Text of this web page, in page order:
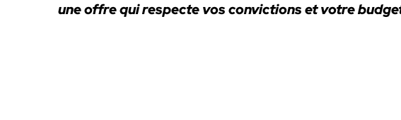
une offre qui respecte vos convictions et votre